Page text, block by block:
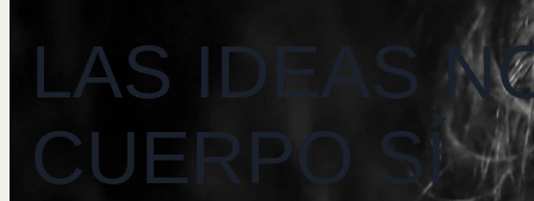
LAS IDEAS
CUERPO SÍ